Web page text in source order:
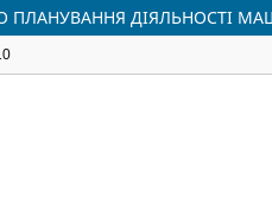
ПЛАНУВАННЯ ДІЯЛЬНОСТІ